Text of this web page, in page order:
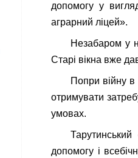
допомогу у
аграрний ліцей».
Незабаром у
Старі вікна вже
Попри війну в
отримувати
умовах.
допомогу і